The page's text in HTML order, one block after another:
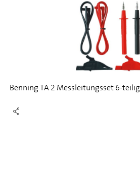
Benning TA 2 Messleitungsset 6-teilig